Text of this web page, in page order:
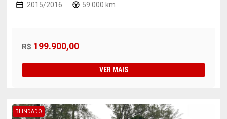
2015/2016 59.000 km
R$ 199.900,00
VER MAIS
BLINDADO